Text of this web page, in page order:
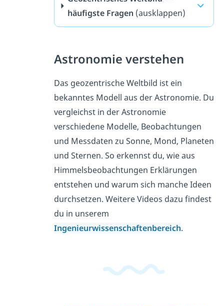
häufigste Fragen (ausklappen)
Astronomie verstehen
Das geozentrische Weltbild ist ein
bekanntes Modell aus der Astronomie. Du
vergleichst in der Astronomie
verschiedene Modelle, Beobachtungen
und Messdaten zu Sonne, Mond, Planeten
und Sternen. So erkennst du, wie aus
Himmelsbeobachtungen Erklärungen
entstehen und warum sich manche Ideen
durchsetzen. Weitere Videos dazu findest
du in unserem
Ingenieurwissenschaftenbereich.